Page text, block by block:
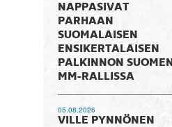
NAPPASIVAT
PARHAAN
SUOMALAISEN
ENSIKERTALAISEN
PALKINNON SUOMEN
MM-RALLISSA
05.08.2026
VILLE PYNNÖNEN